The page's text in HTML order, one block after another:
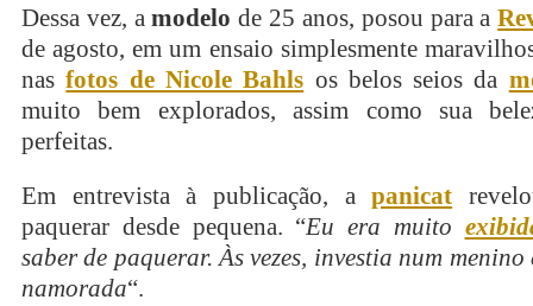
Dessa vez, amodelo de 25 anos, posou para a
de agosto, em um ensaio simplesmente
nasfotos de Nicole Bahls os belos seios da
muito bem explorados, assim como sua
perfeitas.
Em entrevista à publicação, apanicat
paquerar desde pequena. “Eu era muito
saber de paquerar. Às vezes, investia num
namorada“.